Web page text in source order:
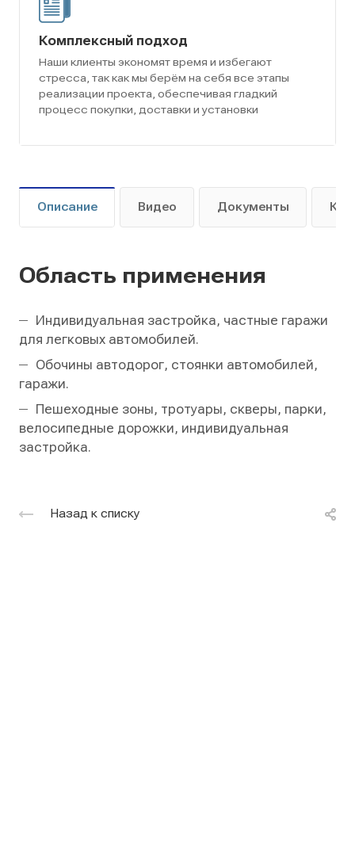
Комплексный подход
Наши клиенты экономят время и избегают
стресса, так как мы берём на себя все этапы
реализации проекта, обеспечивая гладкий
процесс покупки, доставки и установки
Описание Видео Документы Как
Область применения
Индивидуальная застройка, частные гаражи
для легковых автомобилей.
Обочины автодорог, стоянки автомобилей,
гаражи.
Пешеходные зоны, тротуары, скверы, парки,
велосипедные дорожки, индивидуальная
застройка.
Назад к списку